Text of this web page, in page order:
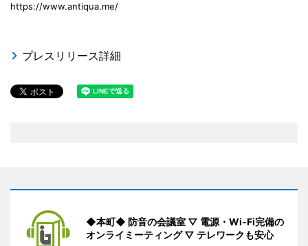
https://www.antiqua.me/
プレスリリース詳細
◆本町◆ 防音の会議室 ▽ 電源・Wi-Fi完備の
オンライミーティング ▽ テレワークも安心